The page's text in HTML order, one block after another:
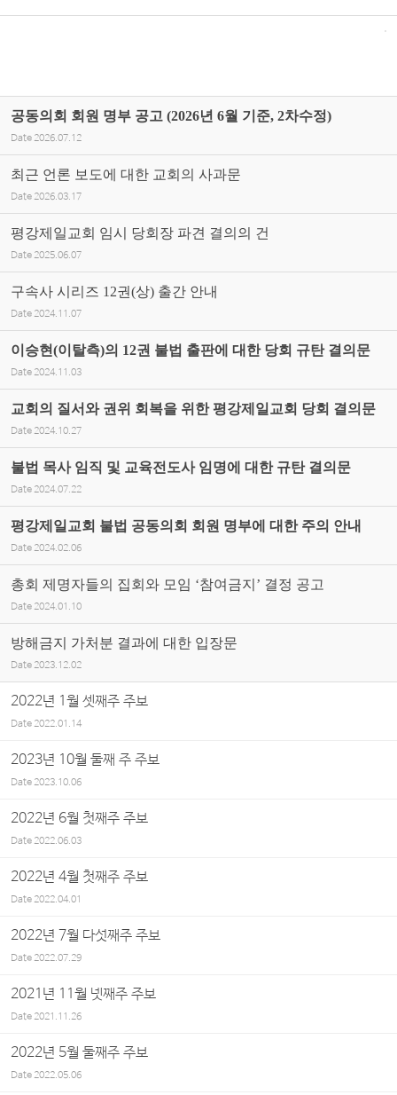
공동의회 회원 명부 공고 (2026년 6월 기준, 2차수정)
Date 2026.07.12
최근 언론 보도에 대한 교회의 사과문
Date 2026.03.17
평강제일교회 임시 당회장 파견 결의의 건
Date 2025.06.07
구속사 시리즈 12권(상) 출간 안내
Date 2024.11.07
이승현(이탈측)의 12권 불법 출판에 대한 당회 규탄 결의문
Date 2024.11.03
교회의 질서와 권위 회복을 위한 평강제일교회 당회 결의문
Date 2024.10.27
불법 목사 임직 및 교육전도사 임명에 대한 규탄 결의문
Date 2024.07.22
평강제일교회 불법 공동의회 회원 명부에 대한 주의 안내
Date 2024.02.06
총회 제명자들의 집회와 모임 ‘참여금지’ 결정 공고
Date 2024.01.10
방해금지 가처분 결과에 대한 입장문
Date 2023.12.02
2022년 1월 셋째주 주보
Date2022.01.14
2023년 10월 둘째 주 주보
Date2023.10.06
2022년 6월 첫째주 주보
Date2022.06.03
2022년 4월 첫째주 주보
Date2022.04.01
2022년 7월 다섯째주 주보
Date2022.07.29
2021년 11월 넷째주 주보
Date2021.11.26
2022년 5월 둘째주 주보
Date2022.05.06